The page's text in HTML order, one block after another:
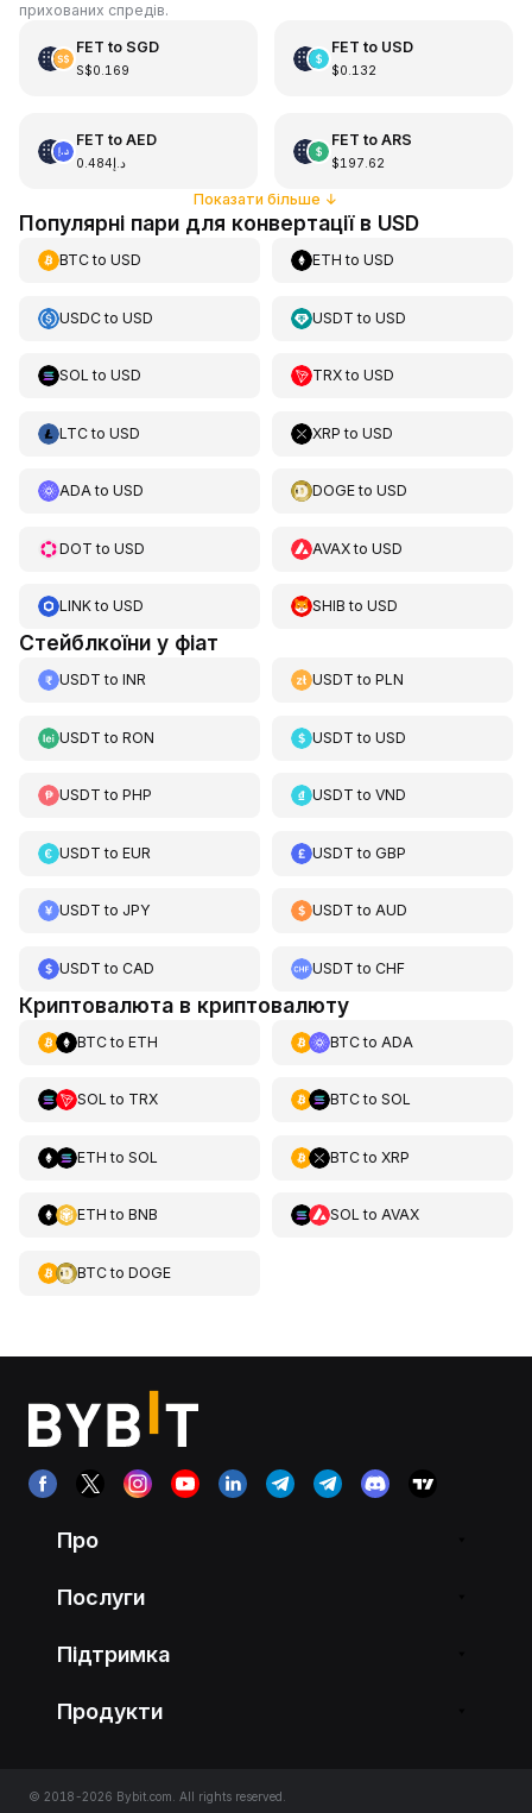
прихованих спредів.
FET to SGD
S$0.169
FET to USD
$0.132
FET to AED
د.إ0.484
FET to ARS
$197.62
Показати більше ↓
Популярні пари для конвертації в USD
BTCto USD ETH toUSD
USDCto USD USDT toUSD
SOL to USD TRXtoUSD
LTCto USD XRP toUSD
ADAto USD DOGEtoUSD
DOT to USD AVAXtoUSD
LINKto USD SHIB toUSD
Стейблкоїни у фіат
USDT to INR USDT toPLN
USDT to RON USDT toUSD
USDT to PHP USDT toVND
USDT to EUR USDT toGBP
USDT to JPY USDT toAUD
USDT to CAD USDT toCHF
Криптовалюта в криптовалюту
BTCto ETH BTCto ADA
SOL to TRX BTCto SOL
ETH to SOL BTCto XRP
ETH to BNB SOL to AVAX
BTCto DOGE
Про
Послуги
Підтримка
Продукти
© 2018-2026 Bybit.com. All rights reserved.